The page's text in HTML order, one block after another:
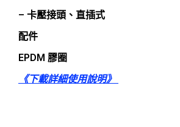
– 卡壓接頭、直插式
配件
EPDM 膠圈
《下載詳細使用說明》